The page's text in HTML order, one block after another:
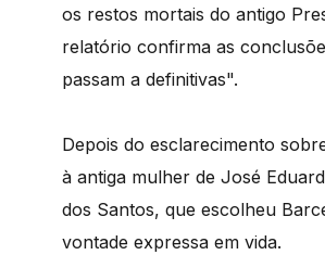
os restos mortais do antigo
relatório confirma as
passam a definitivas".
Depois do esclarecimento
à antiga mulher de José
dos Santos, que escolheu
vontade expressa em vida.